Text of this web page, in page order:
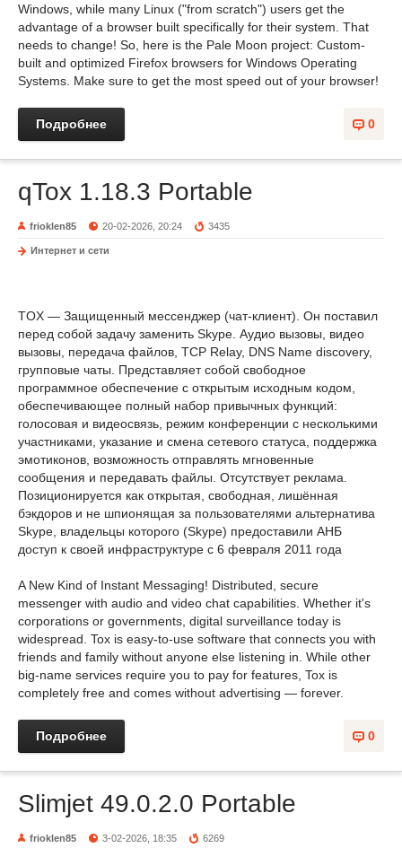
Windows, while many Linux ("from scratch") users get the
advantage of a browser built specifically for their system. That
needs to change! So, here is the Pale Moon project: Custom-
built and optimized Firefox browsers for Windows Operating
Systems. Make sure to get the most speed out of your browser!
0
Подробнее
qTox 1.18.3 Portable
frioklen85 20-02-2026, 20:24 3435
Интернет и сети
TOX — Защищенный мессенджер (чат-клиент). Он поставил
перед собой задачу заменить Skype. Аудио вызовы, видео
вызовы, передача файлов, TCP Relay, DNS Name discovery,
групповые чаты. Представляет собой свободное
программное обеспечение с открытым исходным кодом,
обеспечивающее полный набор привычных функций:
голосовая и видеосвязь, режим конференции с несколькими
участниками, указание и смена сетевого статуса, поддержка
эмотиконов, возможность отправлять мгновенные
сообщения и передавать файлы. Отсутствует реклама.
Позиционируется как открытая, свободная, лишённая
бэкдоров и не шпионящая за пользователями альтернатива
Skype, владельцы которого (Skype) предоставили АНБ
доступ к своей инфраструктуре с 6 февраля 2011 года
A New Kind of Instant Messaging! Distributed, secure
messenger with audio and video chat capabilities. Whether it's
corporations or governments, digital surveillance today is
widespread. Tox is easy-to-use software that connects you with
friends and family without anyone else listening in. While other
big-name services require you to pay for features, Tox is
completely free and comes without advertising — forever.
0
Подробнее
Slimjet 49.0.2.0 Portable
frioklen85 3-02-2026, 18:35 6269